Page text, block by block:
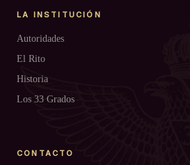
LA INSTITUCIÓN
Autoridades
El Rito
Historia
Los 33 Grados
CONTACTO